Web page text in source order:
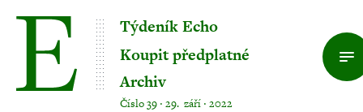
Týdeník Echo
Koupit předplatné
Archiv
Číslo 39 ‧ 29. září ‧ 2022